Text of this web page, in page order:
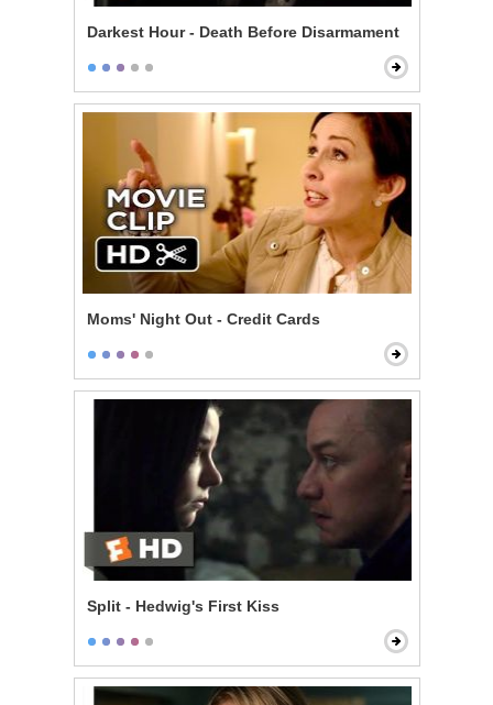
Darkest Hour - Death Before Disarmament
Moms' Night Out - Credit Cards
Split - Hedwig's First Kiss